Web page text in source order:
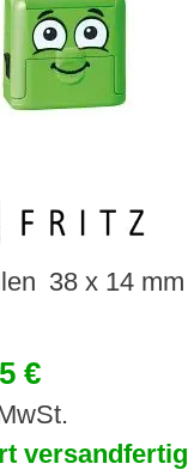
38 x 14 mm
€
versandfertig